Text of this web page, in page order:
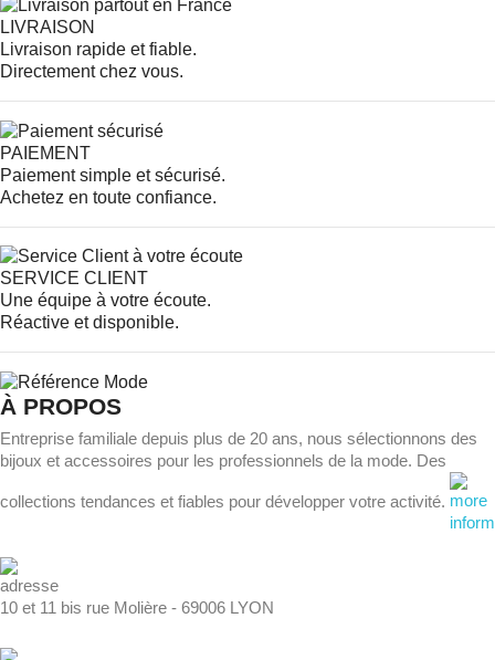
LIVRAISON
Livraison rapide et fiable.
Directement chez vous.
PAIEMENT
Paiement simple et sécurisé.
Achetez en toute confiance.
SERVICE CLIENT
Une équipe à votre écoute.
Réactive et disponible.
À PROPOS
Entreprise familiale depuis plus de 20 ans, nous sélectionnons des
bijoux et accessoires pour les professionnels de la mode. Des
collections tendances et fiables pour développer votre activité.
10 et 11 bis rue Molière - 69006 LYON